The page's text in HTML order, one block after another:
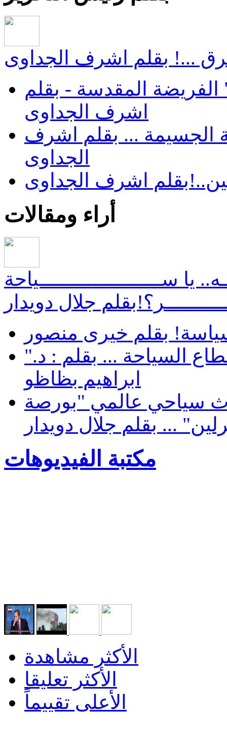
...! بقلم اشرف الجداوى
المقدسة - بقلم
اشرف الجداوى
الجسيمة ... بقلم اشرف
الجداوى
اشرف الجداوى
أراء ومقالات
‬يا ســــــــــــــــــــــياحة
جلال دويدار
بقلم خيرى منصور
"الشعب يريد" توزيع مكتسبات قطاع السياحة ... بقلم : د.
ابراهيم بظاظو
عالمي‮ "‬بورصة
... بقلم جلال دويدار
مكتبة الفيديوهات
الأكثر مشاهدة
الأكثر تعليقا
الأعلى تقييماً